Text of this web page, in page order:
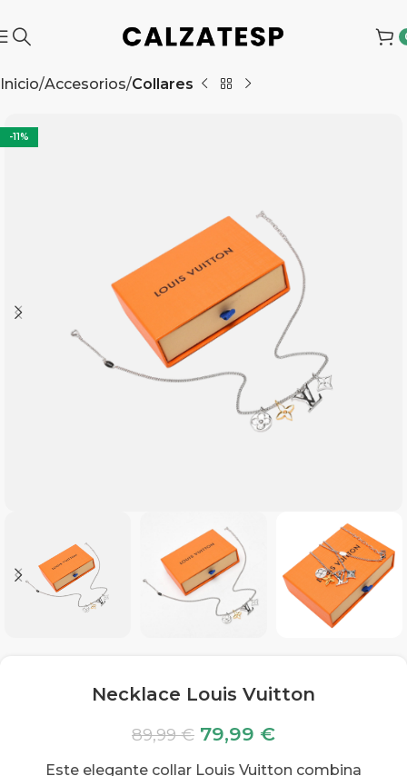
Inicio Accesorios Collares
-11%
Necklace Louis Vuitton
89,99€ 79,99 €
Este elegante collar Louis Vuitton combina